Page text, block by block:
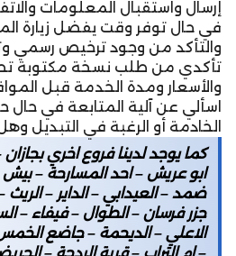
إرسال واستقبال المعلومات
في حال توفر وقت يفضل زيارة
والتأكد من وجود ترخيص رسمي
تأكدي من طلب نسخة مكتوبة
والأسعار ومدة الخدمة قبل
اسألي عن آلية المتابعة في
الخادمة أو الرغبة في التبديل
كما يوجد لدينا فروع اخري
ابو عريش – احد المسارحة – بيش
ضمد – العيدابي – الداير –
جزر فرسان – الطوال – فيفاء –
الاعلي – الديحمة – جاضع
– ام التراب – قرية الردحة –